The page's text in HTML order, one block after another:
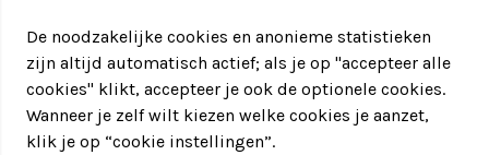
De noodzakelijke cookies en anonieme statistieken
zijn altijd automatisch actief; als je op "accepteer alle
cookies" klikt, accepteer je ook de optionele cookies.
Wanneer je zelf wilt kiezen welke cookies je aanzet,
klik je op “cookie instellingen”.